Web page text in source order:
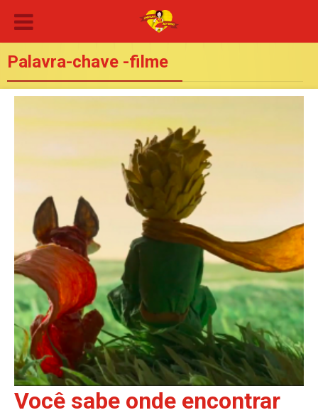
Palavra-chave -filme
Você sabe onde encontrar